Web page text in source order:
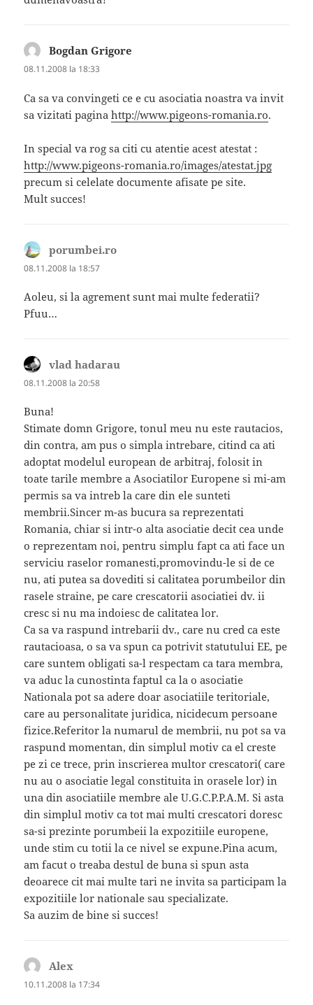
Bogdan Grigore
08.11.2008 la 18:33
Ca sa va convingeti ce e cu asociatia noastra va invit
sa vizitati paginahttp://www.pigeons-romania.ro.
In special va rog sa citi cu atentie acest atestat :
http://www.pigeons-romania.ro/images/atestat.jpg
precum si celelate documente afisate pe site.
Mult succes!
porumbei.ro
08.11.2008 la 18:57
Aoleu, si la agrement sunt mai multe federatii?
Pfuu…
vlad hadarau
08.11.2008 la 20:58
Buna!
Stimate domn Grigore, tonul meu nu este rautacios,
din contra, am pus o simpla intrebare, citind ca ati
adoptat modelul european de arbitraj, folosit in
toate tarile membre a Asociatilor Europene si mi-am
permis sa va intreb la care din ele sunteti
membrii.Sincer m-as bucura sa reprezentati
Romania, chiar si intr-o alta asociatie decit cea unde
o reprezentam noi, pentru simplu fapt ca ati face un
serviciu raselor romanesti,promovindu-le si de ce
nu, ati putea sa dovediti si calitatea porumbeilor din
rasele straine, pe care crescatorii asociatiei dv. ii
cresc si nu ma indoiesc de calitatea lor.
Ca sa va raspund intrebarii dv., care nu cred ca este
rautacioasa, o sa va spun ca potrivit statutului EE, pe
care suntem obligati sa-l respectam ca tara membra,
va aduc la cunostinta faptul ca la o asociatie
Nationala pot sa adere doar asociatiile teritoriale,
care au personalitate juridica, nicidecum persoane
fizice.Referitor la numarul de membrii, nu pot sa va
raspund momentan, din simplul motiv ca el creste
pe zi ce trece, prin inscrierea multor crescatori( care
nu au o asociatie legal constituita in orasele lor) in
una din asociatiile membre ale U.G.C.P.P.A.M. Si asta
din simplul motiv ca tot mai multi crescatori doresc
sa-si prezinte porumbeii la expozitiile europene,
unde stim cu totii la ce nivel se expune.Pina acum,
am facut o treaba destul de buna si spun asta
deoarece cit mai multe tari ne invita sa participam la
expozitiile lor nationale sau specializate.
Sa auzim de bine si succes!
Alex
10.11.2008 la 17:34